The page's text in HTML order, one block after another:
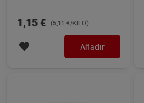
1,15 € (5,11 €/KILO)
Añadir